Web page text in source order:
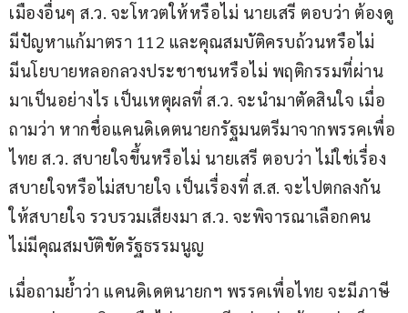
เมืองอื่นๆ ส.ว. จะโหวตให้หรือไม่ นายเสรี ตอบว่า ต้องดู
มีปัญหาแก้มาตรา 112 และคุณสมบัติครบถ้วนหรือไม่
มีนโยบายหลอกลวงประชาชนหรือไม่ พฤติกรรมที่ผ่าน
มาเป็นอย่างไร เป็นเหตุผลที่ ส.ว. จะนำมาตัดสินใจ เมื่อ
ถามว่า หากชื่อแคนดิเดตนายกรัฐมนตรีมาจากพรรคเพื่อ
ไทย ส.ว. สบายใจขึ้นหรือไม่ นายเสรี ตอบว่า ไม่ใช่เรื่อง
สบายใจหรือไม่สบายใจ เป็นเรื่องที่ ส.ส. จะไปตกลงกัน
ให้สบายใจ รวบรวมเสียงมา ส.ว. จะพิจารณาเลือกคน
ไม่มีคุณสมบัติขัดรัฐธรรมนูญ
เมื่อถามย้ำว่า แคนดิเดตนายกฯ พรรคเพื่อไทย จะมีภาษี